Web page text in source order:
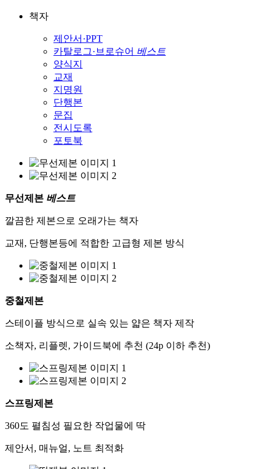
책자
제안서·PPT
카탈로그·브로슈어 베스트
양식지
교재
지명원
단행본
문집
전시도록
포토북
무선제본 베스트
깔끔한 제본으로 오래가는 책자
교재, 단행본등에 적합한 고급형 제본 방식
중철제본
스테이플 방식으로 실속 있는 얇은 책자 제작
소책자, 리플렛, 가이드북에 추천 (24p 이하 추천)
스프링제본
360도 펼침성 필요한 작업물에 딱
제안서, 매뉴얼, 노트 최적화